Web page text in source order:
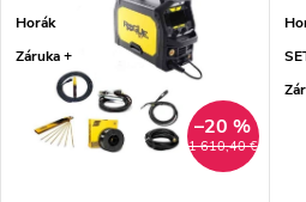
Najpredávanejšie
Abecedne
Horák
Záruka +
1 610,40 €
–20 %